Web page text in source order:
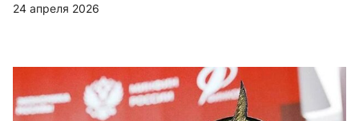
24 апреля 2026